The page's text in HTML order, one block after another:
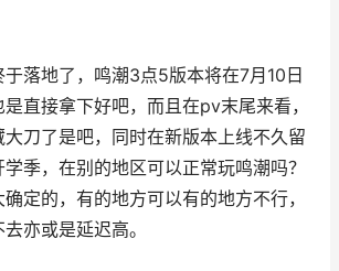
落地了，鸣潮3点5版本将在7月10日
直接拿下好吧，而且在pv末尾来看，
刀了是吧，同时在新版本上线不久留
季，在别的地区可以正常玩鸣潮吗？
定的，有的地方可以有的地方不行，
亦或是延迟高。